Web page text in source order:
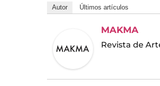
Autor Últimos artículos
MAKMA
Revista de